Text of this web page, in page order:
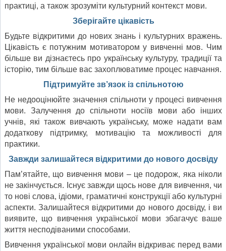
практиці, а також зрозуміти культурний контекст мови.
Зберігайте цікавість
Будьте відкритими до нових знань і культурних вражень.
Цікавість є потужним мотиватором у вивченні мов. Чим
більше ви дізнаєтесь про українську культуру, традиції та
історію, тим більше вас захоплюватиме процес навчання.
Підтримуйте зв’язок із спільнотою
Не недооцінюйте значення спільноти у процесі вивчення
мови. Залучення до спільноти носіїв мови або інших
учнів, які також вивчають українську, може надати вам
додаткову підтримку, мотивацію та можливості для
практики.
Завжди залишайтеся відкритими до нового досвіду
Пам’ятайте, що вивчення мови – це подорож, яка ніколи
не закінчується. Існує завжди щось нове для вивчення, чи
то нові слова, ідіоми, граматичні конструкції або культурні
аспекти. Залишайтеся відкритими до нового досвіду, і ви
виявите, що вивчення української мови збагачує ваше
життя несподіваними способами.
Вивчення української мови онлайн відкриває перед вами